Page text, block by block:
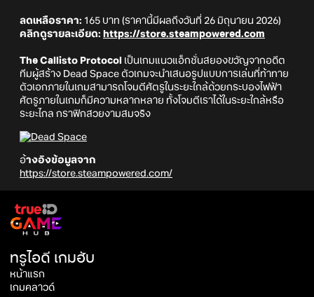
ลดเหลือราคา: 165 บาท (ราคานี้มีผลถึงวันที่ 26 มิถุนายน 2026)
คลิกดูรายละเอียด: https://store.steampowered.com
The Callisto Protocol เป็นเกมแนวแอ็กชั่นสยองขวัญจากอดีต
ทีมผู้สร้าง Dead Space ตัวเกมจะนำเสนอรูปแบบการเล่นที่ท้าทาย
ตัวเอกภายในเกมสามารถโจมตีศัตรูในระยะใกล้ด้วยกระบองไฟฟ้า
ศัตรูภายในเกมก็มีความหลากหลาย ทั้งโจมตีเราได้ในระยะใกล้หรือ
ระยะไกล กราฟิกสวยงามสมจริง
อ้างอิงข้อมูลจาก
https://store.steampowered.com/
ทรูไอดี เกมฮับ
หน้าแรก
เกมคลาวด์